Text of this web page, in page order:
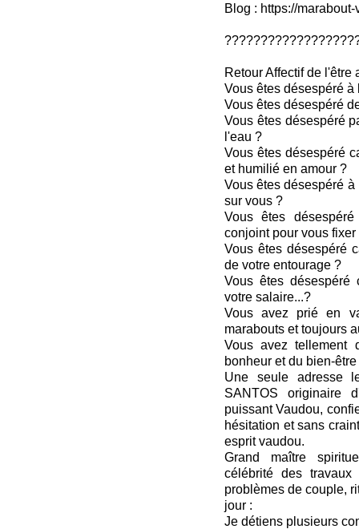
Blog : https://
Retour Affectif de l'être
Vous êtes désespéré
Vous êtes désespéré
Vous êtes désespéré
l'eau ?
Vous êtes désespéré
et humilié en amour ?
Vous êtes désespéré
sur vous ?
Vous êtes
conjoint pour vous fixer
Vous êtes désespéré
de votre entourage ?
Vous êtes
votre salaire...?
Vous avez prié en
marabouts et toujours
Vous avez tellement
bonheur et du bien-
Une seule adresse
SANTOS originaire
puissant Vaudou,
hésitation et sans
esprit vaudou.
Grand maître
célébrité des travaux
problèmes de couple,
jour :
Je détiens plusieurs